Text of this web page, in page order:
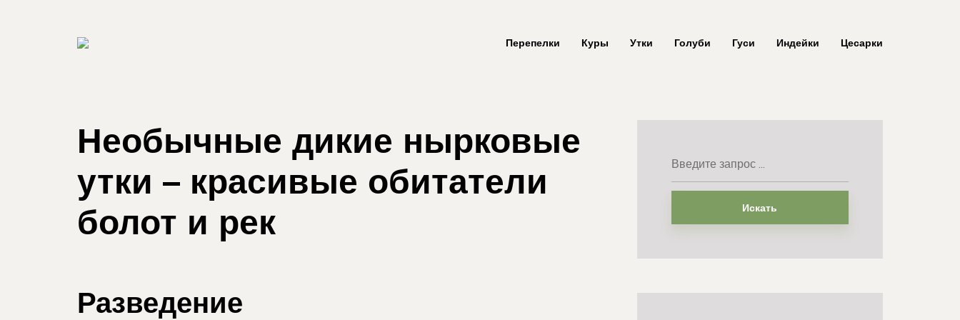
Перепелки Куры Утки Голуби Гуси Индейки Цесарки
Необычные дикие нырковые
утки – красивые обитатели
болот и рек
Разведение
Искать